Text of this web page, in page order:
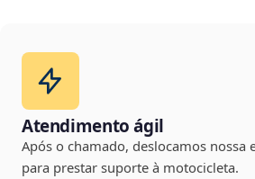
Atendimento ágil
Após o chamado, deslocamos nossa
para prestar suporte à motocicleta.